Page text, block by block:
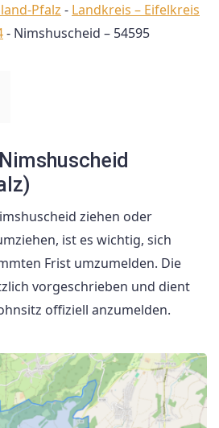
Pfalz - Landkreis – Eifelkreis
- Nimshuscheid – 54595
ziehen oder
ist es wichtig, sich
Frist umzumelden. Die
vorgeschrieben und dient
offiziell anzumelden.